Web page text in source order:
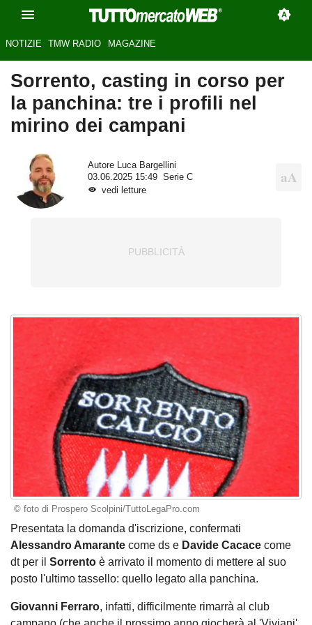
NOTIZIE TMW RADIO MAGAZINE
Sorrento, casting in corso per
la panchina: tre i profili nel
mirino dei campani
Autore Luca Bargellini
03.06.2025 15:49
Serie C
vedi letture
© foto di Prospero Scolpini/TuttoLegaPro.com
Presentata la domanda d'iscrizione, confermati
Alessandro Amarante come ds e Davide Cacace come
dt per il Sorrento è arrivato il momento di mettere al suo
posto l'ultimo tassello: quello legato alla panchina.
Giovanni Ferraro, infatti, difficilmente rimarrà al club